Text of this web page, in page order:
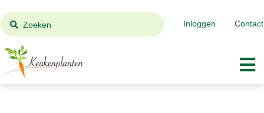
Contact
Inloggen
Zoeken